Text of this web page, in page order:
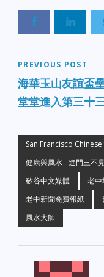
PREVIOUS POST
海華玉山友誼盃
堂堂進入第三十
San Francisco
健康與風水 - 進門三不
矽谷中文媒體
老中
老中新聞免費報紙
風水大師